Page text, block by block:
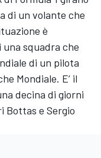
di un volante che
è
una squadra che
di un pilota
Mondiale. E’ il
decina di giorni
Bottas e Sergio